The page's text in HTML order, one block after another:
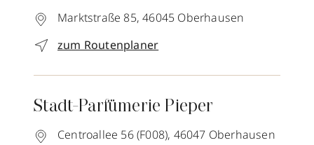
Marktstraße 85, 46045 Oberhausen
zum Routenplaner
Stadt-Parfümerie Pieper
Centroallee 56 (F008), 46047 Oberhausen